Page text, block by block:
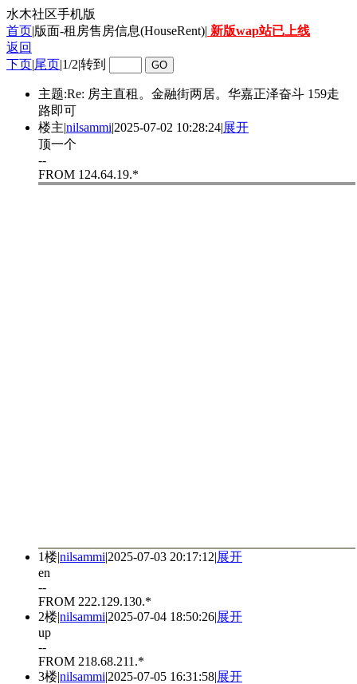
水木社区手机版
首页|版面-租房售房信息(HouseRent)| 新版wap站已上线
返回
下页|尾页|1/2|转到
主题:Re: 房主直租。金融街两居。华嘉正泽奋斗 159走
路即可
楼主|nilsammi|2025-07-02 10:28:24|展开
顶一个
--
FROM 124.64.19.*
1楼|nilsammi|2025-07-03 20:17:12|展开
en
--
FROM 222.129.130.*
2楼|nilsammi|2025-07-04 18:50:26|展开
up
--
FROM 218.68.211.*
3楼|nilsammi|2025-07-05 16:31:58|展开